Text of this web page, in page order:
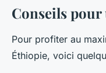
Conseils
Pour profiter au
Éthiopie, voici